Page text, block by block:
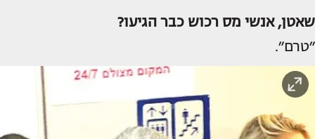
שאטן, אנשי מס רכוש כבר הגיעו?
״טרם״.